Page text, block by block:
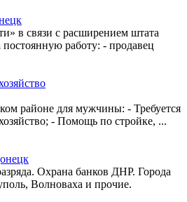
в связи с расширением штата
работу: - продавец
районе для мужчины: - Требуется
- Помощь по стройке, ...
Охрана банков ДНР. Города
Волноваха и прочие.